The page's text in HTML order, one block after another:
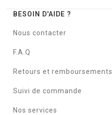
BESOIN D'AIDE ?
Nous contacter
F.A.Q
Retours et remboursements
Suivi de commande
Nos services